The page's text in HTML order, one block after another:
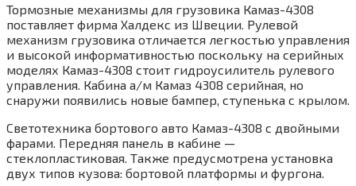
Тормозные механизмы для грузовика Камаз-4308
поставляет фирма Халдекс из Швеции. Рулевой
механизм грузовика отличается легкостью управления
и высокой информативностью поскольку на серийных
моделях Камаз-4308 стоит гидроусилитель рулевого
управления. Кабина а/м Камаз 4308 серийная, но
снаружи появились новые бампер, ступенька с крылом.
Светотехника бортового авто Камаз-4308 с двойными
фарами. Передняя панель в кабине —
стеклопластиковая. Также предусмотрена установка
двух типов кузова: бортовой платформы и фургона.